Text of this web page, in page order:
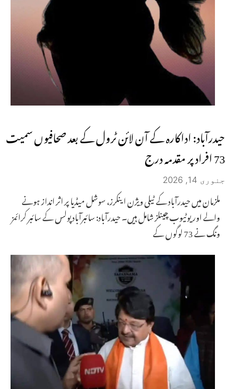
حیدرآباد: اداکارہ کے آن لائن ٹرول کے بعد صحافیوں سمیت
73 افراد پر مقدمہ درج
جنوری 14, 2026
ملزمان میں حیدرآباد کے ٹیلی ویژن اینکرز، سوشل میڈیا پر اثر انداز ہونے
والے اور یوٹیوب چینلز شامل ہیں۔ حیدرآباد: سائبرآباد پولس کے سائبر کرائمز
ونگ نے 73 لوگوں کے